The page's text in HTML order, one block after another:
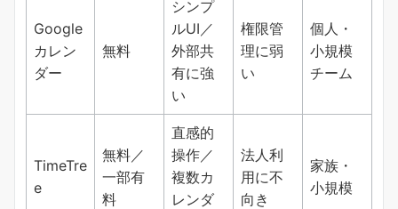
Google
カレン
ダー
無料
シンプ
ルUI／
外部共
有に強
い
権限管
理に弱
い
個人・
小規模
チーム
TimeTre
e
無料／
一部有
料
直感的
操作／
複数カ
レンダ
法人利
用に不
向き
家族・
小規模